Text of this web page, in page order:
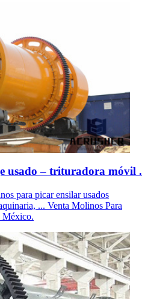
usado – trituradora móvil .
para picar ensilar usados
... Venta Molinos Para
México.